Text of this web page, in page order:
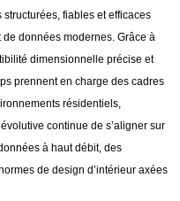
fiables et efficaces
données modernes. Grâce à
dimensionnelle précise et
prennent en charge des cadres
résidentiels,
continue de s’aligner sur
à haut débit, des
de design d’intérieur axées